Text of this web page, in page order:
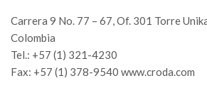
Carrera 9 No. 77 – 67, Of. 301 Torre
Colombia
Tel.: +57 (1) 321-4230
Fax: +57 (1) 378-9540 www.croda.com